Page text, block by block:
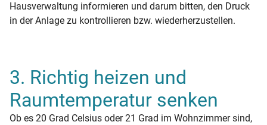
Hausverwaltung informieren und darum bitten, den Druck
in der Anlage zu kontrollieren bzw. wiederherzustellen.
3. Richtig heizen und
Raumtemperatur senken
Ob es 20 Grad Celsius oder 21 Grad im Wohnzimmer sind,